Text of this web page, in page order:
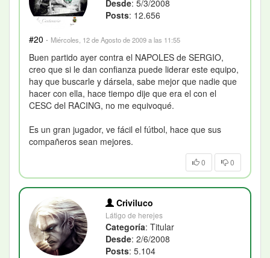
Desde: 5/3/2008
Posts: 12.656
#20 · Miércoles, 12 de Agosto de 2009 a las 11:55
Buen partido ayer contra el NAPOLES de SERGIO,
creo que si le dan confianza puede liderar este equipo,
hay que buscarle y dársela, sabe mejor que nadie que
hacer con ella, hace tiempo dije que era el con el
CESC del RACING, no me equivoqué.
Es un gran jugador, ve fácil el fútbol, hace que sus
compañeros sean mejores.
0 0
Criviluco
Látigo de herejes
Categoría: Titular
Desde: 2/6/2008
Posts: 5.104